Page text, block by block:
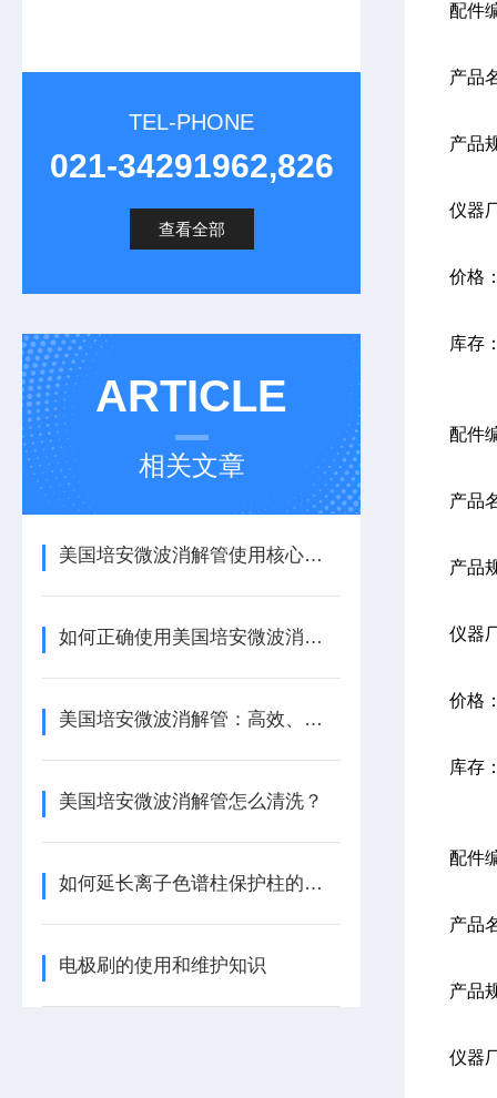
TEL-PHONE
021-34291962,826
查看全部
ARTICLE
相关文章
美国培安微波消解管使用核心注意事项
如何正确使用美国培安微波消解管进行样品消解？
美国培安微波消解管：高效、安全且环保的样品前处理解决方案
美国培安微波消解管怎么清洗？
如何延长离子色谱柱保护柱的使用寿命
电极刷的使用和维护知识
配件
产品
产品
仪器
价格
库存
配件
产品
产品
仪器
价格
库存
配件
产品
产品
仪器